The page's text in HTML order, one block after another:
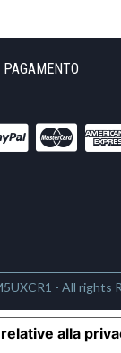
- All rights
alla